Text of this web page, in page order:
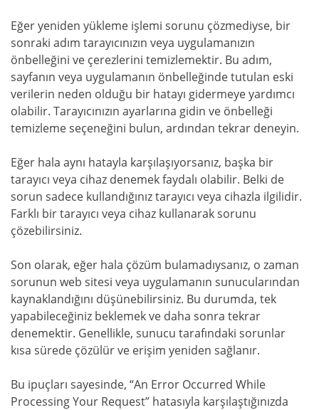
Eğer yeniden yükleme işlemi sorunu çözmediyse, bir
sonraki adım tarayıcınızın veya uygulamanızın
önbelleğini ve çerezlerini temizlemektir. Bu adım,
sayfanın veya uygulamanın önbelleğinde tutulan eski
verilerin neden olduğu bir hatayı gidermeye yardımcı
olabilir. Tarayıcınızın ayarlarına gidin ve önbelleği
temizleme seçeneğini bulun, ardından tekrar deneyin.
Eğer hala aynı hatayla karşılaşıyorsanız, başka bir
tarayıcı veya cihaz denemek faydalı olabilir. Belki de
sorun sadece kullandığınız tarayıcı veya cihazla ilgilidir.
Farklı bir tarayıcı veya cihaz kullanarak sorunu
çözebilirsiniz.
Son olarak, eğer hala çözüm bulamadıysanız, o zaman
sorunun web sitesi veya uygulamanın sunucularından
kaynaklandığını düşünebilirsiniz. Bu durumda, tek
yapabileceğiniz beklemek ve daha sonra tekrar
denemektir. Genellikle, sunucu tarafındaki sorunlar
kısa sürede çözülür ve erişim yeniden sağlanır.
Bu ipuçları sayesinde, “An Error Occurred While
Processing Your Request” hatasıyla karşılaştığınızda